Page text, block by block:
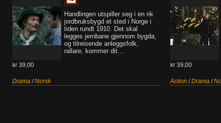
Handlingen utspiller seg i en rik
jordbruksbygd et sted i Norge i
tiden rundt 1910. Det skal
legges jernbane gjennom bygda,
og tilreisende anleggsfolk,
rallare, kommer dit....
kr 39,00
Drama/Norsk
kr 39,00
Action /Drama/